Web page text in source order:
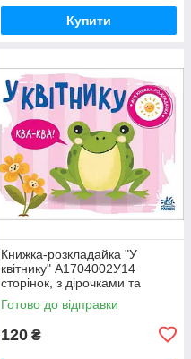
Купити
Книжка-розкладайка "У
квітнику" А1704002У14
сторінок, з дірочками та
віконцями, 173х145 мм
Готово до відправки
120 ₴